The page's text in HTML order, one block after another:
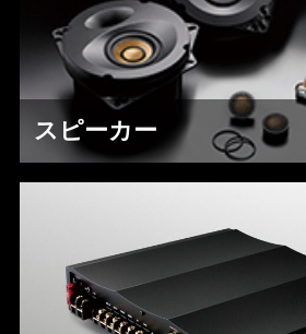
スピーカー